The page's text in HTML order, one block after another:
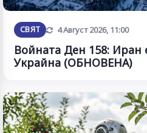
СВЯТ Обновена
4 Август 2026, 11:00
Войната Ден 158: Иран
Украйна (ОБНОВЕНА)